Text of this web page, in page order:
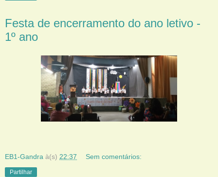
Festa de encerramento do ano letivo -
1º ano
EB1-Gandra à(s) 22:37 Sem comentários:
Partilhar